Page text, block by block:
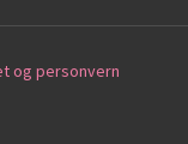
og personvern